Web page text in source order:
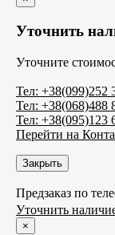
Уточнить
Уточните
Тел: +38(099)252
Тел: +38(068)488
Тел: +38(095)123
Перейти на
Закрыть
Предзаказ по
Уточнить
×